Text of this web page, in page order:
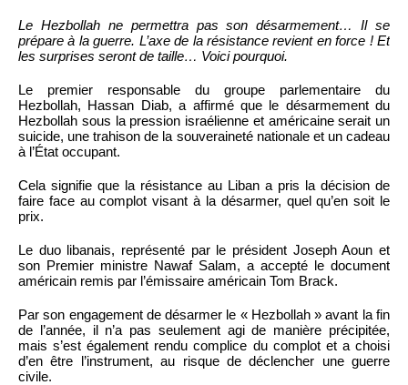
Le Hezbollah ne permettra pas son désarmement… Il se
prépare à la guerre. L’axe de la résistance revient en force ! Et
les surprises seront de taille… Voici pourquoi.
Le premier responsable du groupe parlementaire du
Hezbollah, Hassan Diab, a affirmé que le désarmement du
Hezbollah sous la pression israélienne et américaine serait un
suicide, une trahison de la souveraineté nationale et un cadeau
à l’État occupant.
Cela signifie que la résistance au Liban a pris la décision de
faire face au complot visant à la désarmer, quel qu’en soit le
prix.
Le duo libanais, représenté par le président Joseph Aoun et
son Premier ministre Nawaf Salam, a accepté le document
américain remis par l’émissaire américain Tom Brack.
Par son engagement de désarmer le « Hezbollah » avant la fin
de l’année, il n’a pas seulement agi de manière précipitée,
mais s’est également rendu complice du complot et a choisi
d’en être l’instrument, au risque de déclencher une guerre
civile.